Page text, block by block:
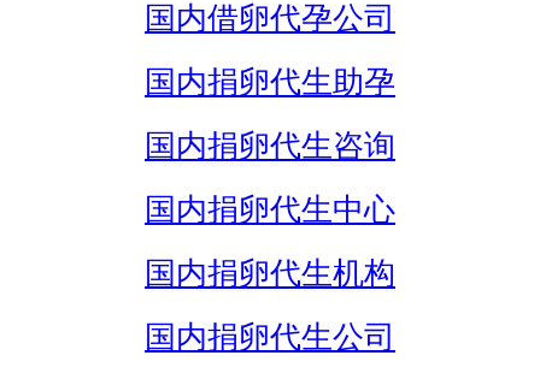
国内借卵代孕公司
国内捐卵代生助孕
国内捐卵代生咨询
国内捐卵代生中心
国内捐卵代生机构
国内捐卵代生公司